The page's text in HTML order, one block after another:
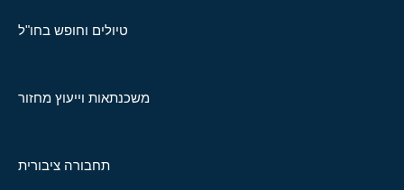
טיולים וחופש בחו"ל
משכנתאות וייעוץ מחזור
תחבורה ציבורית